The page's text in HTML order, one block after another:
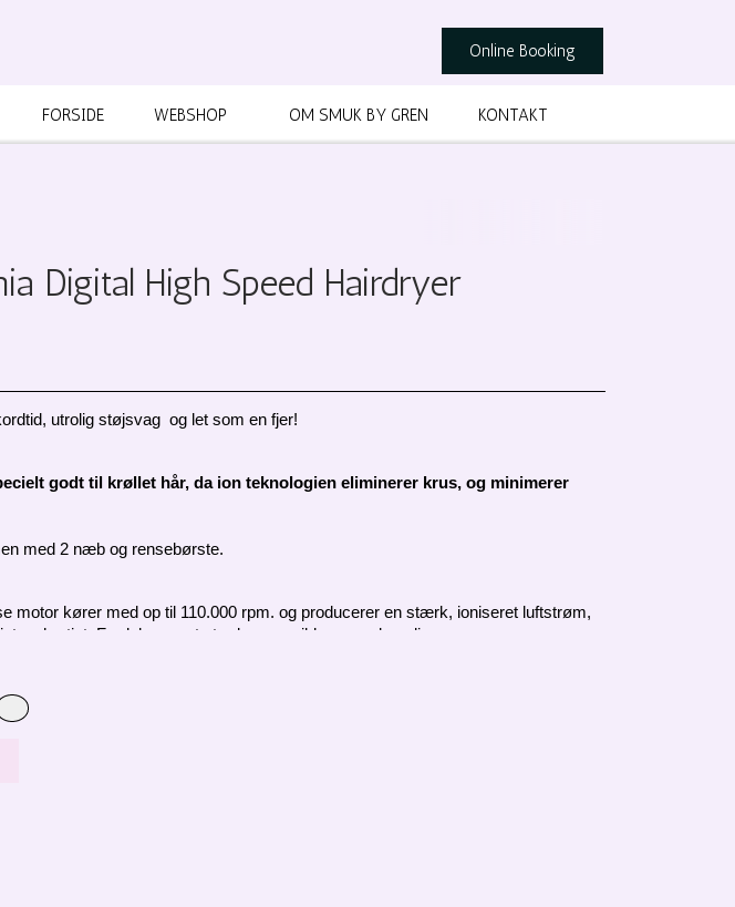
Online Booking
FORSIDE WEBSHOP OM SMUK BY GREN KONTAKT
Digital High Speed Hairdryer
utrolig støjsvag  og let som en fjer!
godt til krøllet hår, da ion teknologien eliminerer krus, og minimerer
med 2 næb og rensebørste.
motor kører med op til 110.000 rpm. og producerer en stærk, ioniseret luftstrøm,
og hurtigt. Fordelen er, at stærk varme ikke er nødvendig.
specielt tilpassede temperatur- og luftstrøm indstillinger. Med de 4 varme- og 4
indstilling foretages for enhver hårstruktur, vist præcist på det digitale display og